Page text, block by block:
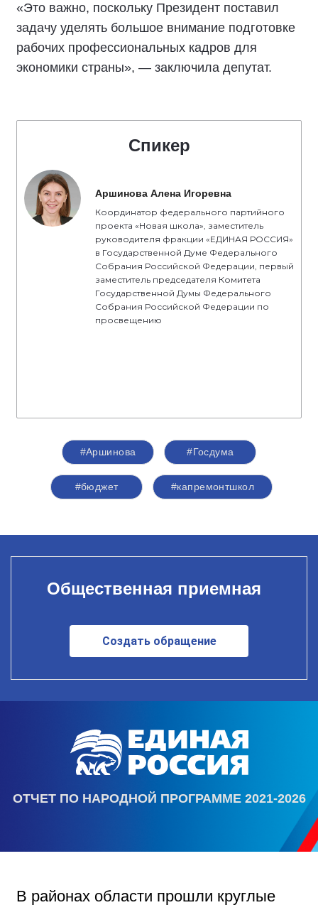
«Это важно, поскольку Президент поставил
задачу уделять большое внимание подготовке
рабочих профессиональных кадров для
экономики страны», — заключила депутат.
Спикер
Аршинова Алена Игоревна
Координатор федерального партийного
проекта «Новая школа», заместитель
руководителя фракции «ЕДИНАЯ РОССИЯ»
в Государственной Думе Федерального
Собрания Российской Федерации, первый
заместитель председателя Комитета
Государственной Думы Федерального
Собрания Российской Федерации по
просвещению
#Аршинова #Госдума
#бюджет #капремонтшкол
Общественная приемная
Создать обращение
ОТЧЕТ ПО НАРОДНОЙ ПРОГРАММЕ 2021-2026
В районах области прошли круглые